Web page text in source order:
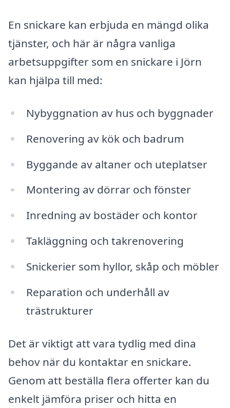
En snickare kan erbjuda en mängd olika
tjänster, och här är några vanliga
arbetsuppgifter som en snickare i Jörn
kan hjälpa till med:
Nybyggnation av hus och byggnader
Renovering av kök och badrum
Byggande av altaner och uteplatser
Montering av dörrar och fönster
Inredning av bostäder och kontor
Takläggning och takrenovering
Snickerier som hyllor, skåp och möbler
Reparation och underhåll av
trästrukturer
Det är viktigt att vara tydlig med dina
behov när du kontaktar en snickare.
Genom att beställa flera offerter kan du
enkelt jämföra priser och hitta en